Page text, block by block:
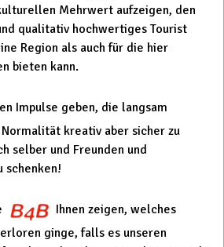
Mehrwert aufzeigen, den
qualitativ hochwertiges Tourist
Region als auch für die hier
bieten kann.
Impulse geben, die langsam
kreativ aber sicher zu
selber und Freunden und
schenken!
Ihnen zeigen, welches
ginge, falls es unseren